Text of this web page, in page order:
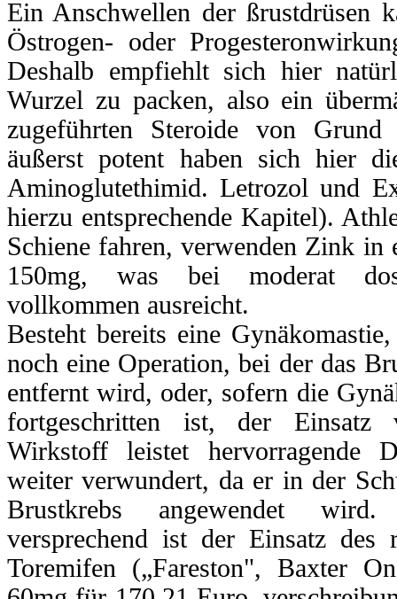
Ein Anschwellen der ßrustdrüsen
Östrogen- oder
Deshalb empfiehlt sich hier
Wurzel zu packen, also ein
zugeführten Steroide von
äußerst potent haben sich hier
Aminoglutethimid. Letrozol und
hierzu entsprechende Kapitel).
Schiene fahren, verwenden Zink
150mg, was bei moderat
vollkommen ausreicht.
Besteht bereits eine
noch eine Operation, bei der das
entfernt wird, oder, sofern die
fortgeschritten ist, der Einsatz
Wirkstoff leistet hervorragende
weiter verwundert, da er in der
Brustkrebs angewendet
versprechend ist der Einsatz des
Toremifen („Fareston", Baxter